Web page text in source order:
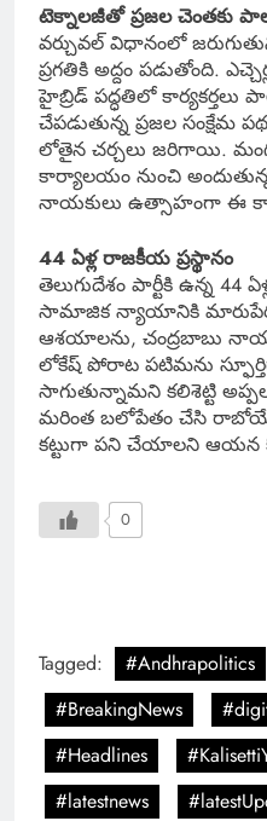
టెక్నాలజీతో ప్రజల చెంతకు
వర్చువల్ విధానంలో
ప్రగతికి అద్దం పడుతోంది.
హైబ్రిడ్ పద్ధతిలో కార్యకర్తలు
చేపడుతున్న ప్రజల సంక్షేమ
లోతైన చర్చలు జరిగాయి.
కార్యాలయం నుంచి
నాయకులు ఉత్సాహంగా ఈ
44 ఏళ్ల రాజకీయ ప్రస్థానం
తెలుగుదేశం పార్టీకి ఉన్న 44
సామాజిక న్యాయానికి
ఆశయాలను, చంద్రబాబు
లోకేష్ పోరాట పటిమను
సాగుతున్నామని కలిశెట్టి
మరింత బలోపేతం చేసి రాబోయే
కట్టుగా పని చేయాలని ఆయన
0
Tagged: #Andhrapolitics
#BreakingNews
#Headlines
#latestnews